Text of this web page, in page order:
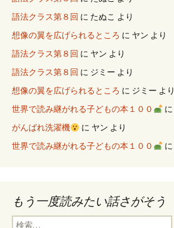
語法クラス第８回 に たぬこ より
想像の翼を広げられるところ に ヤン より
語法クラス第８回 に ヤン より
語法クラス第８回 に ジミー より
想像の翼を広げられるところ に ジミー より
世界で読み継がれる子どもの本１００
に
がんばれ洗濯機
に ヤン より
世界で読み継がれる子どもの本１００
に
もう一度読みたい話さがそう
検